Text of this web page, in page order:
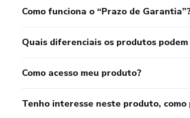
Como funciona o “Prazo de
Quais diferenciais os produtos
Como acesso meu produto?
Tenho interesse neste produto, como